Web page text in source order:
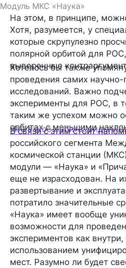
Модуль МКС «Наука»
На этом, в принципе,
Хотя, разумеется, у
которые скрупулезно
полярной орбитой для
выверенные
Хотелось бы также
проведения самих
исследований. Важно
эксперименты для РОС, в
таким же успехом можно
орбитах с меньшими
Что такое орбита: виды и
В связи с этим стоит
российского сегмента
космической станции
модули — «Наука» и
еще не израсходован. На
развертывание и
потратило значительные
«Наука» имеет вообще
возможности для
экспериментов как
использованием
мест. Разумно ли будет